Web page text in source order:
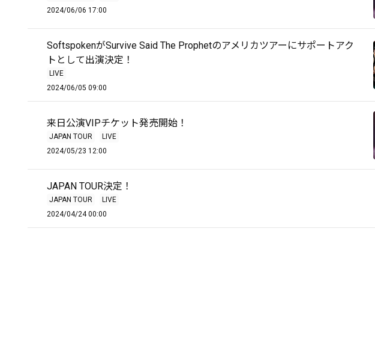
2024/06/06 17:00
SoftspokenがSurvive Said The Prophetのアメリカツアーにサポートアク
トとして出演決定！
LIVE
2024/06/05 09:00
来日公演VIPチケット発売開始！
JAPAN TOUR
LIVE
2024/05/23 12:00
JAPAN TOUR決定！
JAPAN TOUR
LIVE
2024/04/24 00:00